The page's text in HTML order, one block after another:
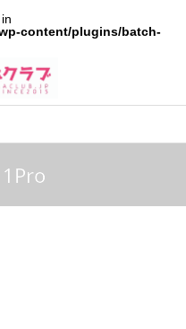
content/plugins/batch-